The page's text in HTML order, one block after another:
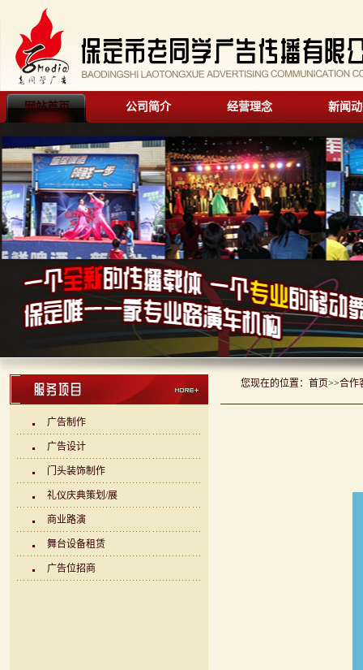
网站首页 公司简介 经营理念 新闻
广告制作
广告设计
门头装饰制作
礼仪庆典策划/展
商业路演
舞台设备租赁
广告位招商
您现在的位置： 首页>>合作